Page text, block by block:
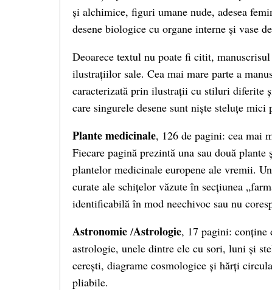
și alchimice, figuri umane nude, adesea
desene biologice cu organe interne și vase
Deoarece textul nu poate fi citit,
ilustrațiilor sale. Cea mai mare parte a
caracterizată prin ilustrații cu stiluri diferite
care singurele desene sunt niște steluțe
Plante medicinale, 126 de pagini: cea mai
Fiecare pagină prezintă una sau două
plantelor medicinale europene ale vremii.
curate ale schițelor văzute în secțiunea
identificabilă în mod neechivoc sau nu
Astronomie /Astrologie, 17 pagini: conține
astrologie, unele dintre ele cu sori, luni și
cerești, diagrame cosmologice și hărți
pliabile.